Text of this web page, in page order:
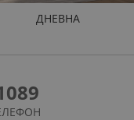
ДНЕВНА